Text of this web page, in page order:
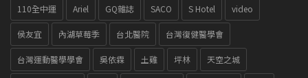
110全中運 Ariel GQ雜誌 SACO S Hotel video
侯友宜 內湖草莓季 台北醫院 台灣復健醫學會
台灣運動醫學學會 吳依霖 土雞 坪林 天空之城